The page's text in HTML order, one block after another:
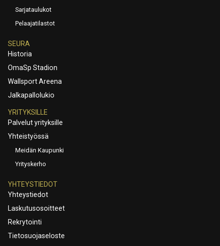
Sarjataulukot
Pelaajatilastot
SEURA
Historia
OmaSp Stadion
Wallsport Areena
Jalkapallolukio
YRITYKSILLE
Palvelut yrityksille
Yhteistyössä
Meidän Kaupunki
Yrityskerho
YHTEYSTIEDOT
Yhteystiedot
Laskutusosoitteet
Rekrytointi
Tietosuojaseloste